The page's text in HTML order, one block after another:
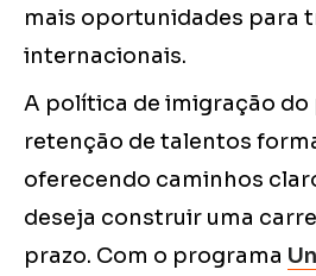
mais oportunidades para
internacionais.
A política de imigração do
retenção de talentos
oferecendo caminhos
deseja construir uma
prazo. Com o programa